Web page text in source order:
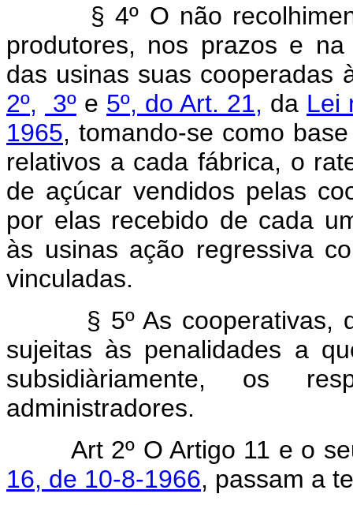
§ 4º O não
produtores, nos prazos e
das usinas suas cooperadas
2º,
3º e 5º, do Art. 21, da Lei
1965, tomando-se como
relativos a cada fábrica, o
de açúcar vendidos pelas
por elas recebido de cada
às usinas ação regressiva
vinculadas.
§ 5º As cooperativas, de
sujeitas às penalidades a
subsidiàriamente, os
administradores.
Art 2º O Artigo 11 e o
16, de 10-8-1966, passam a